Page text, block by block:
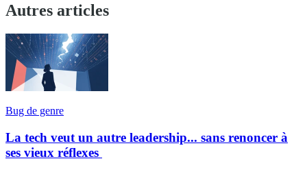
Autres articles
Bug de genre
La tech veut un autre leadership... sans renoncer à
ses vieux réflexes